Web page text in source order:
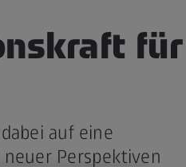
für
auf eine
Perspektiven